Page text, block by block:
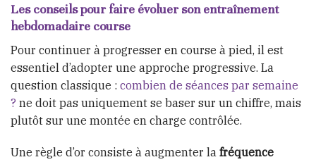
Les conseils pour faire évoluer son entraînement
hebdomadaire course
Pour continuer à progresser en course à pied, il est
essentiel d’adopter une approche progressive. La
question classique : combien de séances par semaine
? ne doit pas uniquement se baser sur un chiffre, mais
plutôt sur une montée en charge contrôlée.
Une règle d’or consiste à augmenter la fréquence